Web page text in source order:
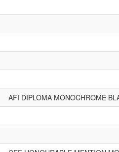
AFI DIPLOMA MONOCHROME